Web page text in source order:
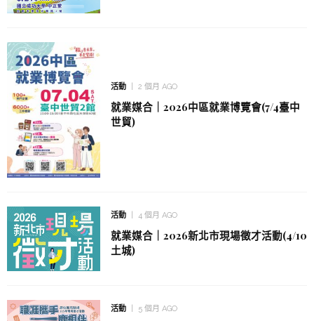
活動 2 個月 AGO
就業媒合｜2026中區就業博覽會(7/4臺中
世貿)
活動 4 個月 AGO
就業媒合｜2026新北市現場徵才活動(4/10
土城)
活動 5 個月 AGO